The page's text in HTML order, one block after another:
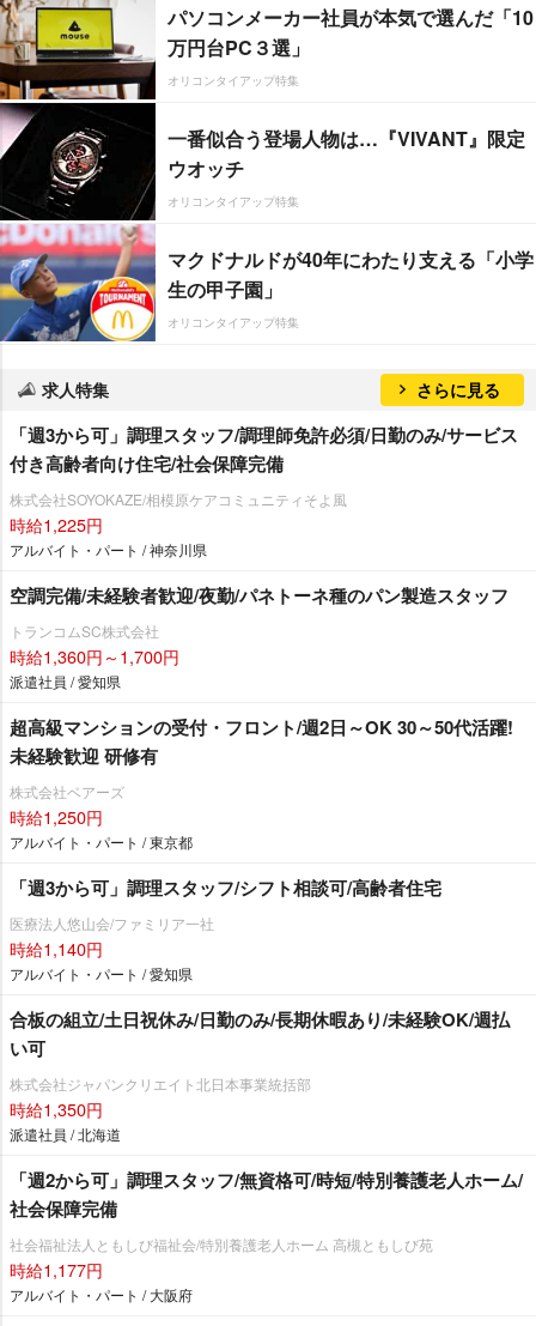
パソコンメーカー社員が本気で選んだ「10
万円台PC３選」
オリコンタイアップ特集
一番似合う登場人物は…『VIVANT』限定
ウオッチ
オリコンタイアップ特集
マクドナルドが40年にわたり支える「小学
生の甲子園」
オリコンタイアップ特集
求人特集 さらに見る
「週3から可」調理スタッフ/調理師免許必須/日勤のみ/サービス
付き高齢者向け住宅/社会保障完備
株式会社SOYOKAZE/相模原ケアコミュニティそよ風
時給1,225円
アルバイト・パート / 神奈川県
空調完備/未経験者歓迎/夜勤/パネトーネ種のパン製造スタッフ
トランコムSC株式会社
時給1,360円～1,700円
派遣社員 / 愛知県
超高級マンションの受付・フロント/週2日～OK 30～50代活躍!
未経験歓迎 研修有
株式会社ベアーズ
時給1,250円
アルバイト・パート / 東京都
「週3から可」調理スタッフ/シフト相談可/高齢者住宅
医療法人悠山会/ファミリア一社
時給1,140円
アルバイト・パート / 愛知県
合板の組立/土日祝休み/日勤のみ/長期休暇あり/未経験OK/週払
い可
株式会社ジャパンクリエイト北日本事業統括部
時給1,350円
派遣社員 / 北海道
「週2から可」調理スタッフ/無資格可/時短/特別養護老人ホーム/
社会保障完備
社会福祉法人ともしび福祉会/特別養護老人ホーム 高槻ともしび苑
時給1,177円
アルバイト・パート / 大阪府